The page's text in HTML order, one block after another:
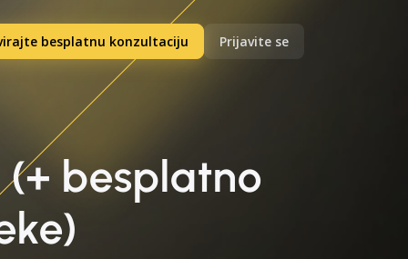
besplatnu konzultaciju Prijavite se
(+ besplatno